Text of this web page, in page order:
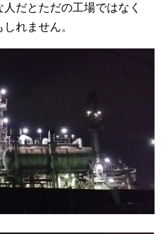
だとただの工場ではなく
れません。